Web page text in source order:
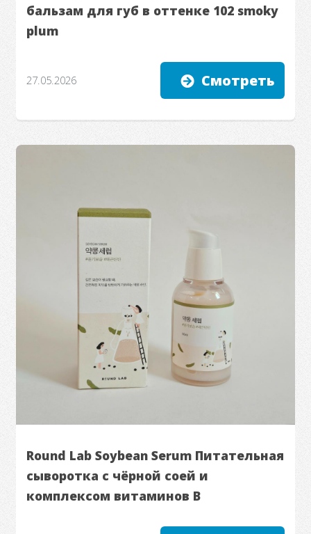
бальзам для губ в оттенке 102 smoky
plum
27.05.2026 Смотреть
Round Lab Soybean Serum Питательная
сыворотка с чёрной соей и
комплексом витаминов B